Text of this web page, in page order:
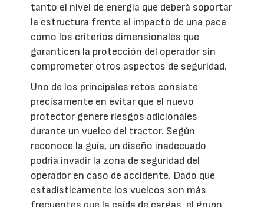
tanto el nivel de energía que deberá soportar
la estructura frente al impacto de una paca
como los criterios dimensionales que
garanticen la protección del operador sin
comprometer otros aspectos de seguridad.
Uno de los principales retos consiste
precisamente en evitar que el nuevo
protector genere riesgos adicionales
durante un vuelco del tractor. Según
reconoce la guía, un diseño inadecuado
podría invadir la zona de seguridad del
operador en caso de accidente. Dado que
estadísticamente los vuelcos son más